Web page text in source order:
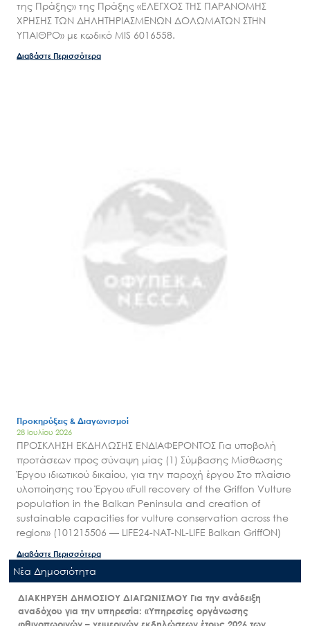
της Πράξης» της Πράξης «ΕΛΕΓΧΟΣ ΤΗΣ ΠΑΡΑΝΟΜΗΣ
ΧΡΗΣΗΣ ΤΩΝ ΔΗΛΗΤΗΡΙΑΣΜΕΝΩΝ ΔΟΛΩΜΑΤΩΝ ΣΤΗΝ
ΥΠΑΙΘΡΟ» με κωδικό MIS 6016558.
Διαβάστε Περισσότερα
Προκηρύξεις & Διαγωνισμοί
28 Ιουλίου 2026
ΠΡΟΣΚΛΗΣΗ ΕΚΔΗΛΩΣΗΣ ΕΝΔΙΑΦΕΡΟΝΤΟΣ Για υποβολή
προτάσεων προς σύναψη μίας (1) Σύμβασης Μίσθωσης
Έργου ιδιωτικού δικαίου, για την παροχή έργου Στο πλαίσιο
υλοποίησης του Έργου «Full recovery of the Griffon Vulture
population in the Balkan Peninsula and creation of
sustainable capacities for vulture conservation across the
region» (101215506 — LIFE24-NAT-NL-LIFE Balkan GriffON)
Διαβάστε Περισσότερα
Nέα Δημοσιότητα
ΔΙΑΚΗΡΥΞΗ ΔΗΜΟΣΙΟΥ ΔΙΑΓΩΝΙΣΜΟΥ Για την ανάδειξη
αναδόχου για την υπηρεσία: «Υπηρεσίες οργάνωσης